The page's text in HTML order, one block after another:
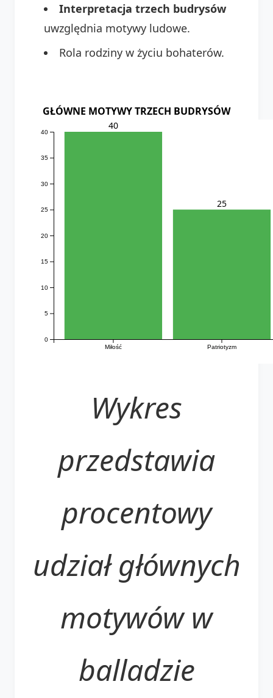
Interpretacja trzech budrysów
uwzględnia motywy ludowe.
Rola rodziny w życiu bohaterów.
GŁÓWNE MOTYWY TRZECH BUDRYSÓW
Miłość Patriotyzm
0
5
10
15
20
25
30
35
40
40
25
Wykres
przedstawia
procentowy
udział głównych
motywów w
balladzie